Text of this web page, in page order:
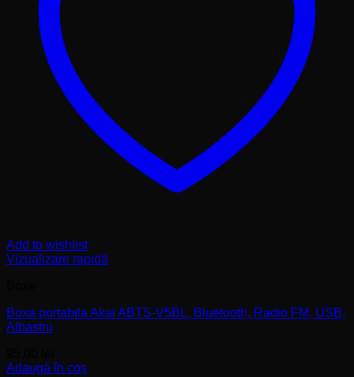
Add to wishlist
Vizualizare rapidă
Boxa portabila Akai ABTS-V5BL, Bluetooth, Radio FM, USB,
Albastru
Adaugă în coș